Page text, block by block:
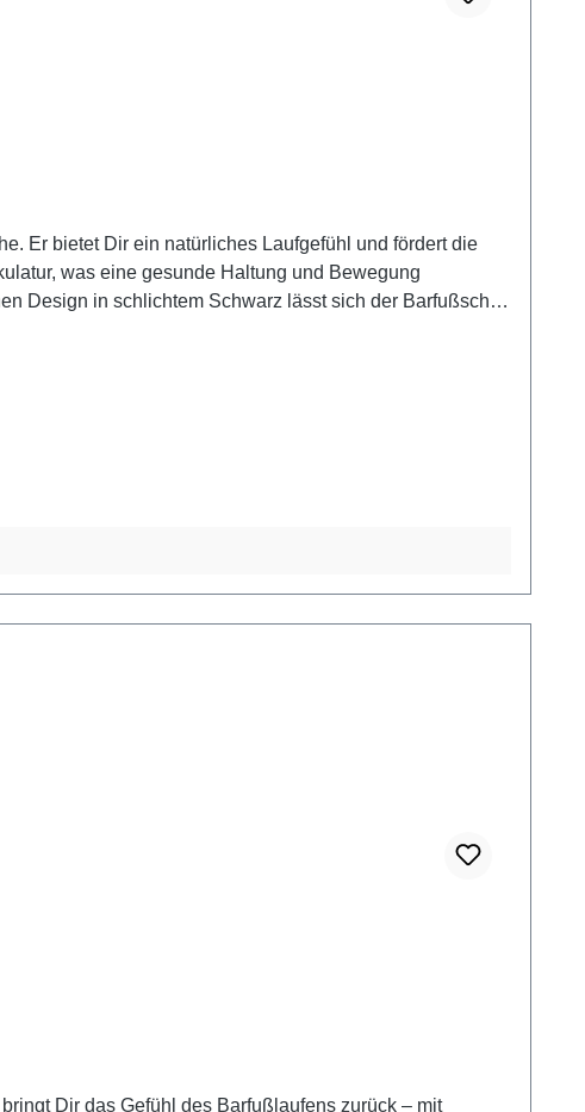
Er bietet Dir ein natürliches Laufgefühl und fördert die
was eine gesunde Haltung und Bewegung
Design in schlichtem Schwarz lässt sich der Barfußschuh
Dir das Gefühl des Barfußlaufens zurück – mit